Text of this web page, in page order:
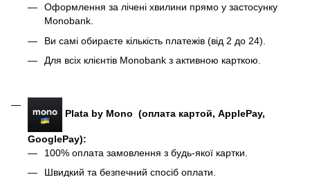
Оформлення за лічені хвилини прямо у застосунку
Monobank.
Ви самі обираєте кількість платежів (від 2 до 24).
Для всіх клієнтів Monobank з активною карткою.
Plata by Mono (оплата картой, ApplePay,
GooglePay):
100% оплата замовлення з будь-якої картки.
Швидкий та безпечний спосіб оплати.